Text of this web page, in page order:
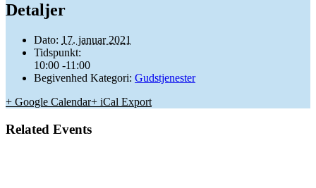
Detaljer
Dato: 17. januar 2021
Tidspunkt:
10:00 -11:00
Begivenhed Kategori: Gudstjenester
+ Google Calendar+ iCal Export
Related Events